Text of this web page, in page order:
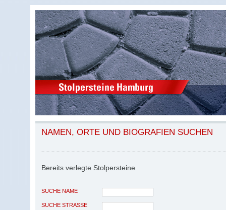
NAMEN, ORTE UND BIOGRAFIEN SUCHEN
Bereits verlegte Stolpersteine
SUCHE NAME
SUCHE STRASSE